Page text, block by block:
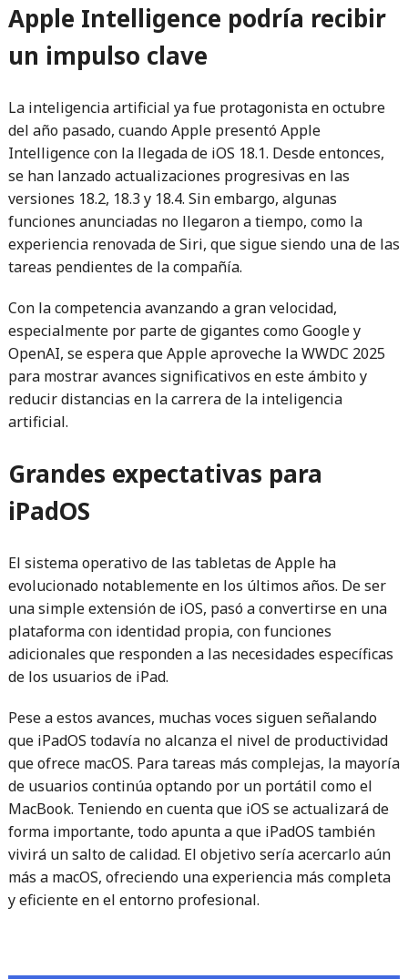
Apple Intelligence podría recibir
un impulso clave
La inteligencia artificial ya fue protagonista en octubre
del año pasado, cuando Apple presentó Apple
Intelligence con la llegada de iOS 18.1. Desde entonces,
se han lanzado actualizaciones progresivas en las
versiones 18.2, 18.3 y 18.4. Sin embargo, algunas
funciones anunciadas no llegaron a tiempo, como la
experiencia renovada de Siri, que sigue siendo una de las
tareas pendientes de la compañía.
Con la competencia avanzando a gran velocidad,
especialmente por parte de gigantes como Google y
OpenAI, se espera que Apple aproveche la WWDC 2025
para mostrar avances significativos en este ámbito y
reducir distancias en la carrera de la inteligencia
artificial.
Grandes expectativas para
iPadOS
El sistema operativo de las tabletas de Apple ha
evolucionado notablemente en los últimos años. De ser
una simple extensión de iOS, pasó a convertirse en una
plataforma con identidad propia, con funciones
adicionales que responden a las necesidades específicas
de los usuarios de iPad.
Pese a estos avances, muchas voces siguen señalando
que iPadOS todavía no alcanza el nivel de productividad
que ofrece macOS. Para tareas más complejas, la mayoría
de usuarios continúa optando por un portátil como el
MacBook. Teniendo en cuenta que iOS se actualizará de
forma importante, todo apunta a que iPadOS también
vivirá un salto de calidad. El objetivo sería acercarlo aún
más a macOS, ofreciendo una experiencia más completa
y eficiente en el entorno profesional.